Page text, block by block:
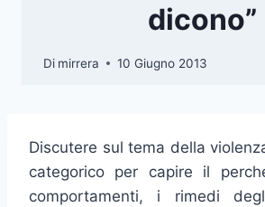
dicono”
Di mirrera 10 Giugno 2013
Discutere sul tema della
categorico per capire il
comportamenti, i rimedi